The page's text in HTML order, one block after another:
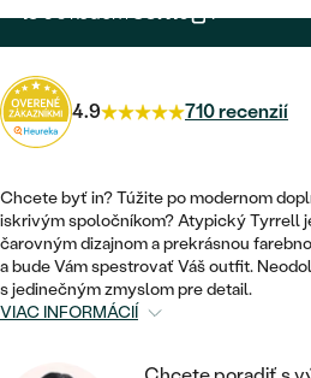
BEZ KAMEŇA
ETERNITY
VYKROJENÉ
VINTAGE
NETRADIČNÉ
TEPANÉ
VINTAGE
SET ZÁSNUBNÉHO
OBRÚČOK
NETRADIČNÉ
ZOSTAVTE SI PRSTEŇ
ZAČAŤ S PRSTEŇOM
PODĽA TYPU
NÁUŠNICE
PRSTENE
PRÍVESKY
NÁRAMKY
SETY
PÁNSKE ŠPERKY
NAPICHOVACIE
KRUHOVÉ
VISIACE
SOLITÉR
PODĽA ŠTÝLU
SOLITÉR
NARODENIE DIEŤAŤA
PERSONALIZOVANÉ
SO ZNAMENÍM
ZLATÉ
STRIEBORNÉ
PLATINOVÉ
PODĽA ŠTÝLU
ETERNITY
MINIMALISTICKÉ
15 €s kódomSUN10 .
4.9 710 recenzií
Chcete byť in? Túžite po modernom
iskrivým spoločníkom? Atypický Tyrrell
čarovným dizajnom a prekrásnou
a bude Vám spestrovať Váš outfit.
s jedinečným zmyslom pre detail.
VIAC INFORMÁCIÍ